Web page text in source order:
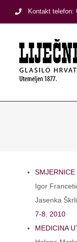
Kontakt telefon:
SMJERNICE
Igor
Jasenka
7-8, 2010
MEDICINA